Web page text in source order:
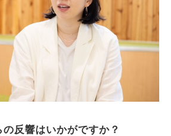
反響はいかがですか？